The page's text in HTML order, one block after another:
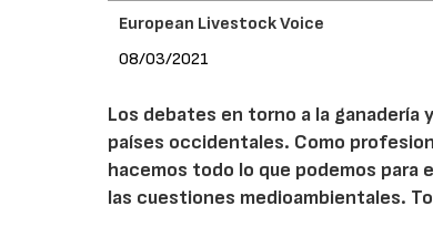
European Livestock Voice
08/03/2021
Los debates en torno a la ganadería
países occidentales. Como
hacemos todo lo que podemos para
las cuestiones medioambientales.